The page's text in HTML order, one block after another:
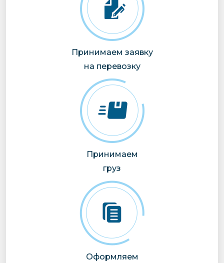
Принимаем заявку
на перевозку
Принимаем
груз
Оформляем